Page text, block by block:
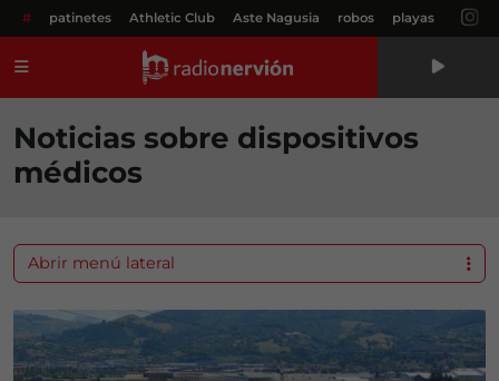
# patinetes Athletic Club Aste Nagusia robos playas
Noticias sobre dispositivos
médicos
Abrir menú lateral